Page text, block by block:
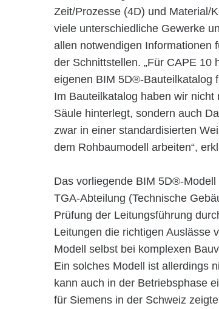
Zeit/Prozesse (4D) und Material/
viele unterschiedliche Gewerke
allen notwendigen Informationen
der Schnittstellen. „Für CAPE 10
eigenen BIM 5D®-Bauteilkatalog
Im Bauteilkatalog haben wir
Säule hinterlegt, sondern auch
zwar in einer standardisierten
dem Rohbaumodell arbeiten“,
Das vorliegende BIM 5D®-
TGA-Abteilung (Technische
Prüfung der Leitungsführung
Leitungen die richtigen Auslässe
Modell selbst bei komplexen
Ein solches Modell ist allerdings
kann auch in der Betriebsphase
für Siemens in der Schweiz